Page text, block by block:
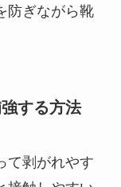
防ぎながら靴
する方法
て剥がれやす